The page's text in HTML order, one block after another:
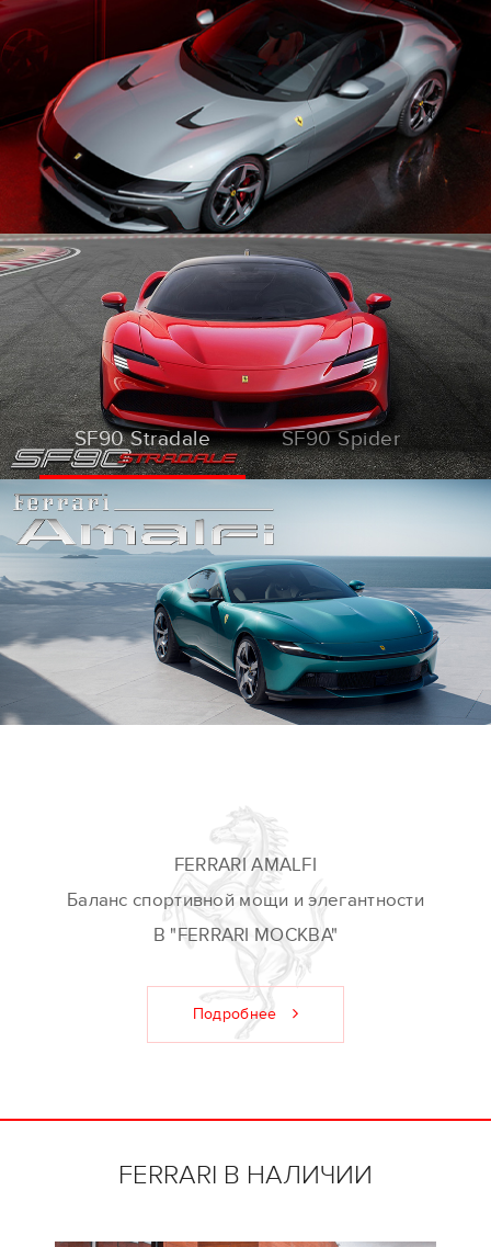
SF90 Stradale SF90 Spider
FERRARI AMALFI
Баланс спортивной мощи и элегантности
В "FERRARI МОСКВА"
Подробнее
FERRARI В НАЛИЧИИ